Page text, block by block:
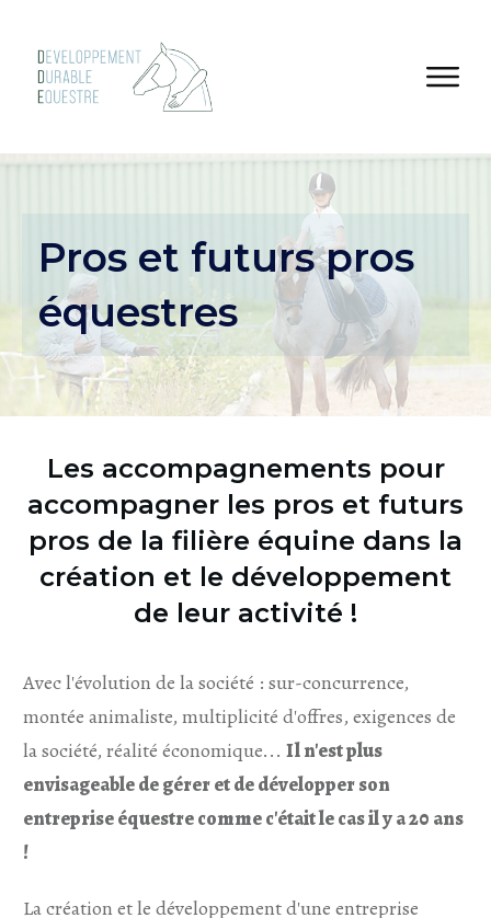
Pros et futurs pros
équestres
Les accompagnements pour
accompagner les pros et futurs
pros de la filière équine dans la
création et le développement
de leur activité !
Avec l'évolution de la société : sur-concurrence,
montée animaliste, multiplicité d'offres, exigences de
la société, réalité économique... Il n'est plus
envisageable de gérer et de développer son
entreprise équestre comme c'était le cas il y a 20 ans
!
La création et le développement d'une entreprise